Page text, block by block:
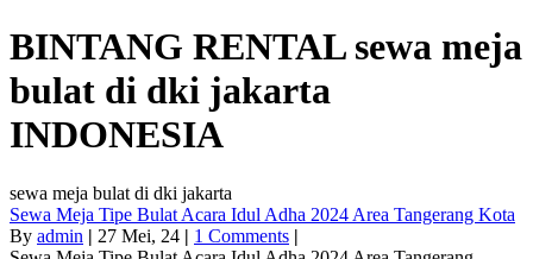
BINTANG RENTAL sewa meja
bulat di dki jakarta
INDONESIA
sewa meja bulat di dki jakarta
Sewa Meja Tipe Bulat Acara Idul Adha 2024 Area Tangerang Kota
By admin | 27 Mei, 24 | 1 Comments |